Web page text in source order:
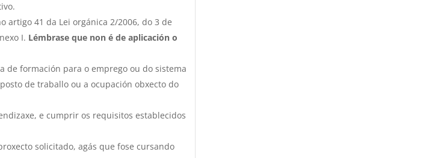
artigo 41 da Lei orgánica 2/2006, do 3 de
I. Lémbrase que non é de aplicación o
de formación para o emprego ou do sistema
de traballo ou a ocupación obxecto do
e cumprir os requisitos establecidos
solicitado, agás que fose cursando